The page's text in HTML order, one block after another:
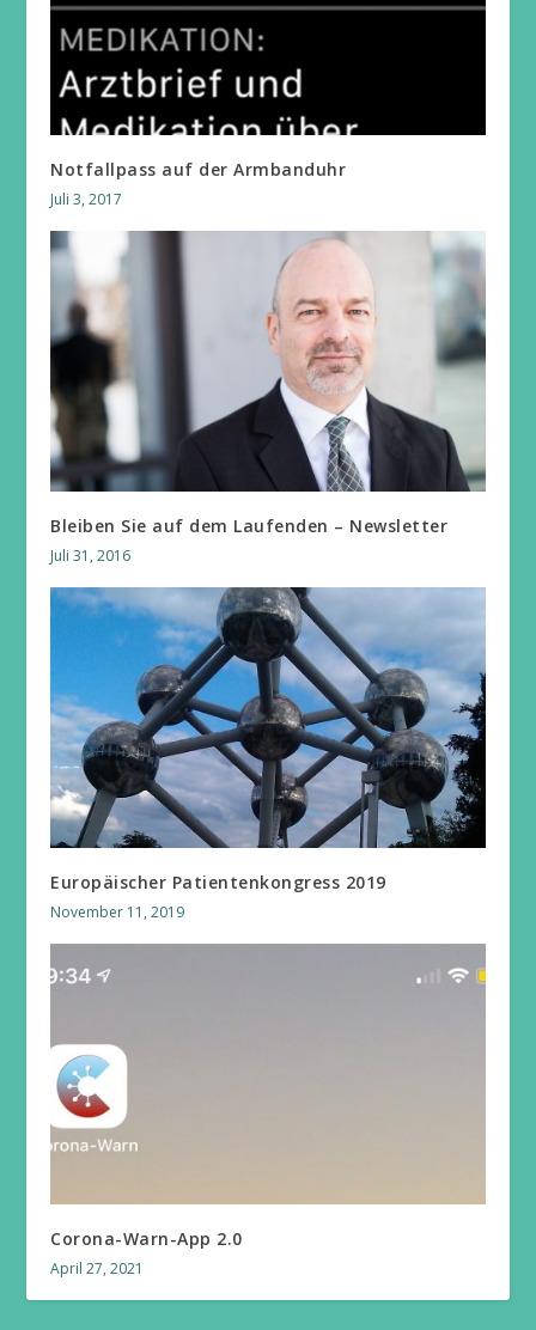
Notfallpass auf der Armbanduhr
Juli 3, 2017
Bleiben Sie auf dem Laufenden – Newsletter
Juli 31, 2016
Europäischer Patientenkongress 2019
November 11, 2019
Corona-Warn-App 2.0
April 27, 2021